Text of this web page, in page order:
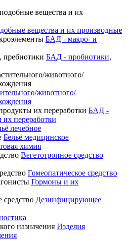
вещества и их производные
БАД - макро- и
БАД - пробиотики,
животного/
БАД -
переработки
лечебное
Бельё медицинское
химия
Вегетотропное средство
Гомеопатическое средство
Гормоны и их
Дезинфицирующее
Изделия